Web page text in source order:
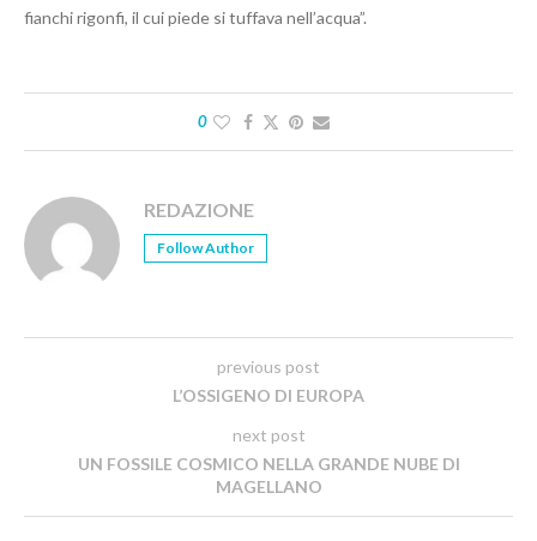
fianchi rigonfi, il cui piede si tuffava nell’acqua”.
0
REDAZIONE
Follow Author
previous post
L’OSSIGENO DI EUROPA
next post
UN FOSSILE COSMICO NELLA GRANDE NUBE DI
MAGELLANO